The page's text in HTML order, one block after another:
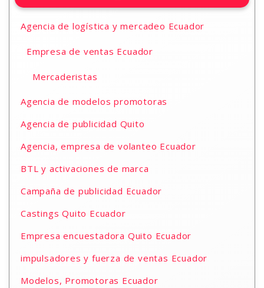
Agencia de logística y mercadeo Ecuador
Empresa de ventas Ecuador
Mercaderistas
Agencia de modelos promotoras
Agencia de publicidad Quito
Agencia, empresa de volanteo Ecuador
BTL y activaciones de marca
Campaña de publicidad Ecuador
Castings Quito Ecuador
Empresa encuestadora Quito Ecuador
impulsadores y fuerza de ventas Ecuador
Modelos, Promotoras Ecuador